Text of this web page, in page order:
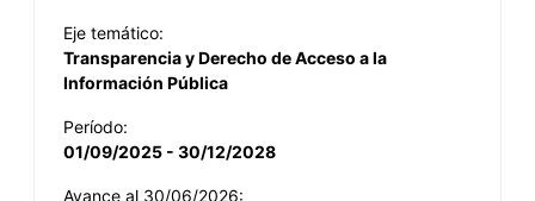
Eje temático:
Transparencia y Derecho de Acceso a la
Información Pública
Período:
01/09/2025 - 30/12/2028
Avance al 30/06/2026: